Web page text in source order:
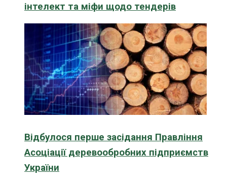
інтелект та міфи щодо тендерів
Відбулося перше засідання Правління
Асоціації деревообробних підприємств
України